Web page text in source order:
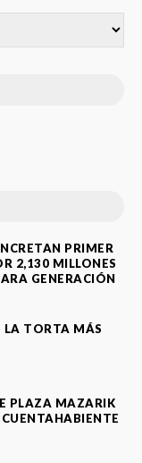
PRIMER
2,130 MILLONES
GENERACIÓN
LA TORTA MÁS
PLAZA MAZARIK